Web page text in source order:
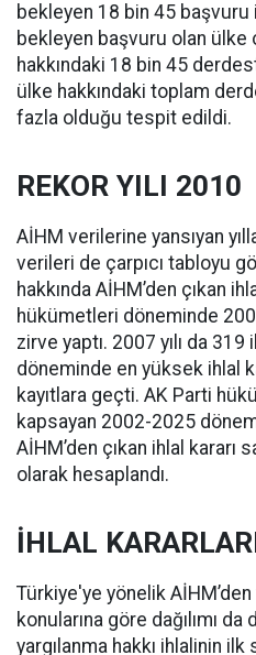
bekleyen 18 bin 45 başvuru
bekleyen başvuru olan ülke
hakkındaki 18 bin 45
ülke hakkındaki toplam
fazla olduğu tespit edildi.
REKOR YILI 2010
AİHM verilerine yansıyan
verileri de çarpıcı tabloyu
hakkında AİHM’den çıkan
hükümetleri döneminde
zirve yaptı. 2007 yılı da
döneminde en yüksek ihlal
kayıtlara geçti. AK Parti
kapsayan 2002-2025
AİHM’den çıkan ihlal kararı
olarak hesaplandı.
İHLAL
Türkiye'ye yönelik AİHM’den
konularına göre dağılımı
yargılanma hakkı ihlalinin ilk